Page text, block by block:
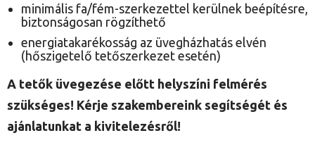
minimális fa/fém-szerkezettel kerülnek beépítésre,
biztonságosan rögzíthető
energiatakarékosság az üvegházhatás elvén
(hőszigetelő tetőszerkezet esetén)
A tetők üvegezése előtt helyszíni felmérés
szükséges! Kérje szakembereink segítségét és
ajánlatunkat a kivitelezésről!